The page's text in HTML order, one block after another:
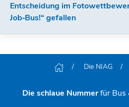
Entscheidung im
Job‑Bus!“ gefallen
Die NIAG
Die schlaue Nummerfür Bus